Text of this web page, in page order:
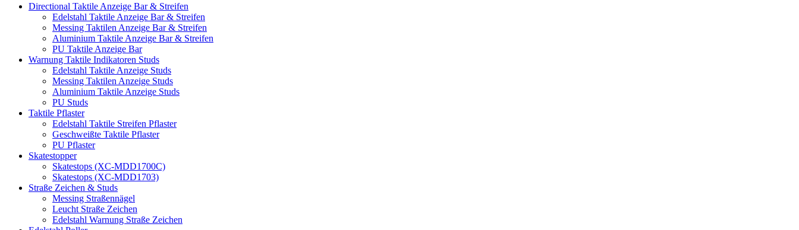
Directional Taktile Anzeige Bar & Streifen
Edelstahl Taktile Anzeige Bar & Streifen
Messing Taktilen Anzeige Bar & Streifen
Aluminium Taktile Anzeige Bar & Streifen
PU Taktile Anzeige Bar
Warnung Taktile Indikatoren Studs
Edelstahl Taktile Anzeige Studs
Messing Taktilen Anzeige Studs
Aluminium Taktile Anzeige Studs
PU Studs
Taktile Pflaster
Edelstahl Taktile Streifen Pflaster
Geschweißte Taktile Pflaster
PU Pflaster
Skatestopper
Skatestops (XC-MDD1700C)
Skatestops (XC-MDD1703)
Straße Zeichen & Studs
Messing Straßennägel
Leucht Straße Zeichen
Edelstahl Warnung Straße Zeichen